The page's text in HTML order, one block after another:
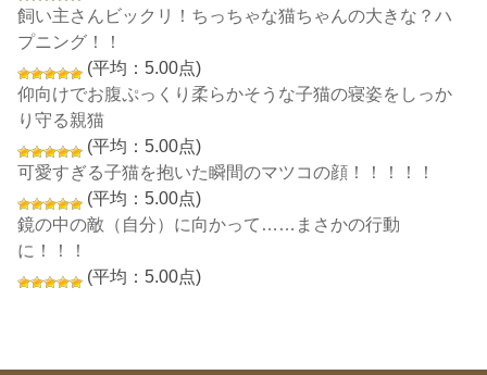
飼い主さんビックリ！ちっちゃな猫ちゃんの大きな？ハ
プニング！！
(平均：5.00点)
仰向けでお腹ぷっくり柔らかそうな子猫の寝姿をしっか
り守る親猫
(平均：5.00点)
可愛すぎる子猫を抱いた瞬間のマツコの顔！！！！！
(平均：5.00点)
鏡の中の敵（自分）に向かって……まさかの行動
に！！！
(平均：5.00点)